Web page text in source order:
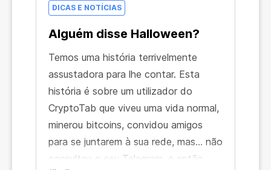
DICAS E NOTÍCIAS
Alguém disse Halloween?
Temos uma história terrivelmente
assustadora para lhe contar. Esta
história é sobre um utilizador do
CryptoTab que viveu uma vida normal,
minerou bitcoins, convidou amigos
para se juntarem à sua rede, mas... não
consultou o seu Telegram, e então